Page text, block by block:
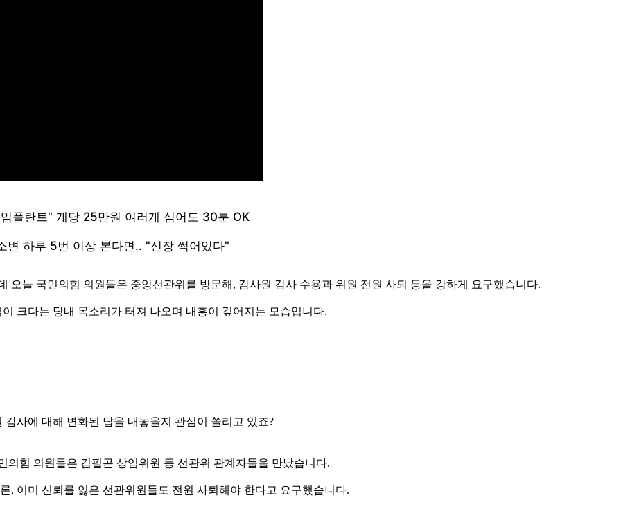
오늘 국민의힘 의원들은 중앙선관위를 방문해, 감사원 감사 수용과 위원 전원 사퇴 등을 강하게 요구했습니다.
크다는 당내 목소리가 터져 나오며 내홍이 깊어지는 모습입니다.
사에 대해 변화된 답을 내놓을지 관심이 쏠리고 있죠?
힘 의원들은 김필곤 상임위원 등 선관위 관계자들을 만났습니다.
, 이미 신뢰를 잃은 선관위원들도 전원 사퇴해야 한다고 요구했습니다.